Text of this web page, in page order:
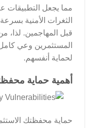
مما يجعل التطبيقات
الثغرات الأمنية
قبل المهاجمين.
المستثمرين وعي
لحماية أنفسهم.
أهمية حماية
حماية محفظتك